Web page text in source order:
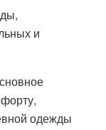
и
одежды